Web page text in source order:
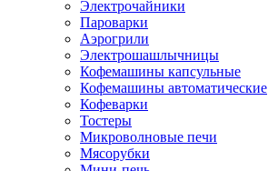
Электрочайники
Пароварки
Аэрогрили
Электрошашлычницы
Кофемашины капсульные
Кофемашины автоматические
Кофеварки
Тостеры
Микроволновые печи
Мясорубки